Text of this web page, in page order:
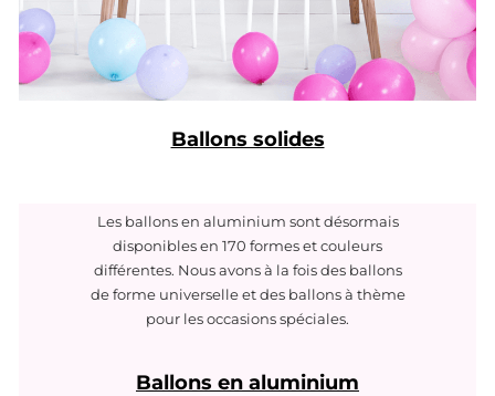
Ballons solides
Les ballons en aluminium sont désormais
disponibles en 170 formes et couleurs
différentes. Nous avons à la fois des ballons
de forme universelle et des ballons à thème
pour les occasions spéciales.
Ballons en aluminium